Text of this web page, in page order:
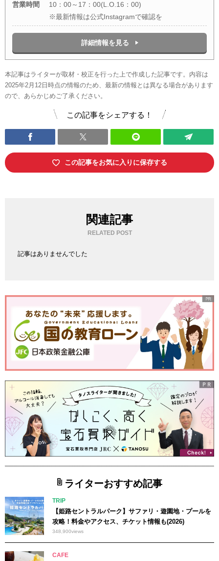
営業時間
10：00～17：00(L.O.16：00)
※最新情報は公式Instagramで確認を
詳細情報を見る
本記事はライターが取材・校正を行った上で作成した記事です。内容は
2025年2月12日時点の情報のため、最新の情報とは異なる場合があります
ので、あらかじめご了承ください。
この記事をシェアする！
この記事をお気に入りに保存する
関連記事
RELATED POST
記事はありませんでした
ライターおすすめ記事
TRIP
【姫路セントラルパーク】サファリ・遊園地・プールを
攻略！料金やアクセス、チケット情報も(2026)
348,900views
CAFE